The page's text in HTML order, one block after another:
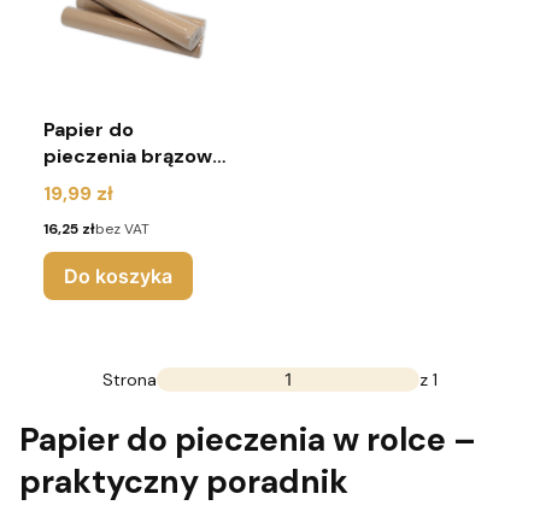
Papier do
pieczenia brązowy
38x50
Cena
19,99 zł
Cena
16,25 złbez VAT
Do koszyka
Strona z 1
Papier do pieczenia w rolce –
praktyczny poradnik